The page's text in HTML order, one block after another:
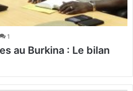
1
au Burkina : Le bilan